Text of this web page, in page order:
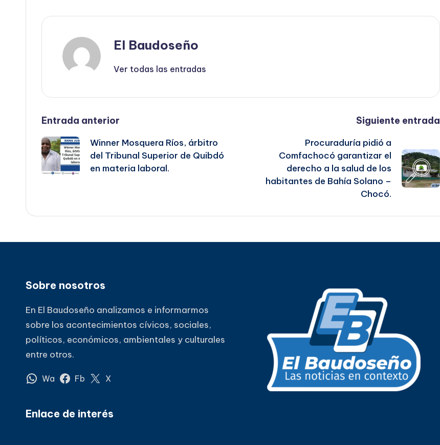
El Baudoseño
Ver todas las entradas
Navegación
de
entradas
Entrada anterior
Winner Mosquera Ríos, árbitro
del Tribunal Superior de Quibdó
en materia laboral.
Siguiente entrada
Procuraduría pidió a
Comfachocó garantizar el
derecho a la salud de los
habitantes de Bahía Solano –
Chocó.
Sobre nosotros
En El Baudoseño analizamos e informarmos
sobre los acontecimientos cívicos, sociales,
políticos, económicos, ambientales y culturales
entre otros.
Wa Fb X
Enlace de interés